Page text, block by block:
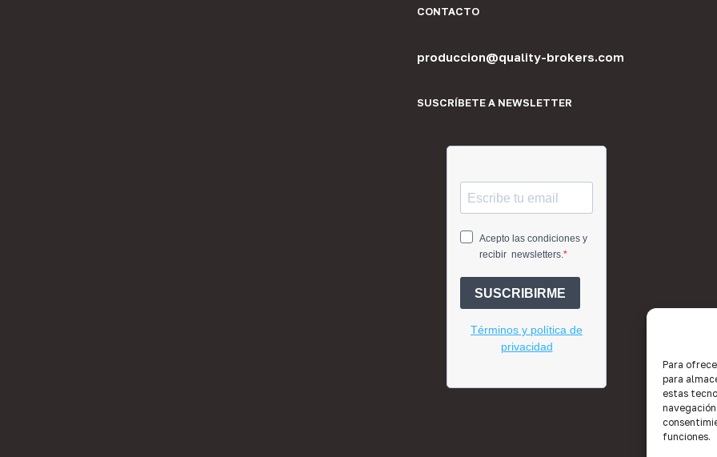
Para
para
estas
funciones.
CONTACTO
produccion@quality-brokers.com
SUSCRÍBETE A NEWSLETTER